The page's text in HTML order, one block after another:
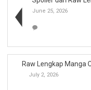
June 25, 2026
July 2, 2026